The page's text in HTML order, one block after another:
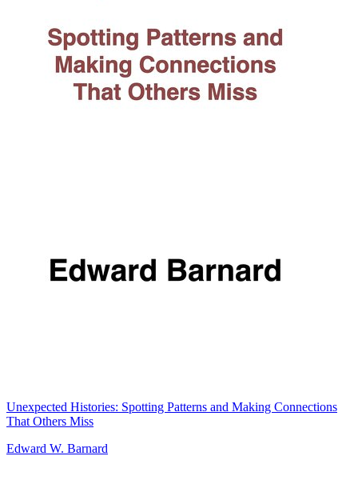
Unexpected Histories: Spotting Patterns and Making Connections
That Others Miss
Edward W. Barnard